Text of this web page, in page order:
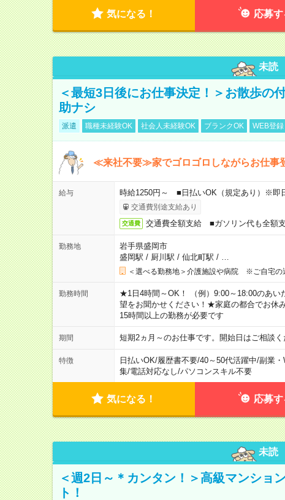
気になる！ 応募す
未読
＜最短3日後にお仕事決定！＞お散歩の
助ナシ
派遣 職種未経験OK 社会人未経験OK ブランクOK WEB登
≪来社不要≫家でゴロゴロしながらお仕事
給与 時給1250円～ ■日払いOK（規定あり）※即
交通費別途支給あり
交通費 交通費全額支給 ■ガソリン代も全額
勤務地
岩手県盛岡市
盛岡駅 / 厨川駅 / 仙北町駅 /
＜選べる勤務地＞介護施設や病院 ※ご自宅の
勤務時間
★1日4時間～OK！ （例）9:00～18:00のあい
望をお聞かせください！★家庭の都合でお休
15時間以上の勤務が必要です
期間 短期2ヵ月～のお仕事です。開始日はご相談
特徴 日払いOK/履歴書不要/40～50代活躍中/副業・
集/電話対応なし/パソコンスキル不要
気になる！ 応募す
未読
＜週2日～＊カンタン！＞高級マンショ
ト！